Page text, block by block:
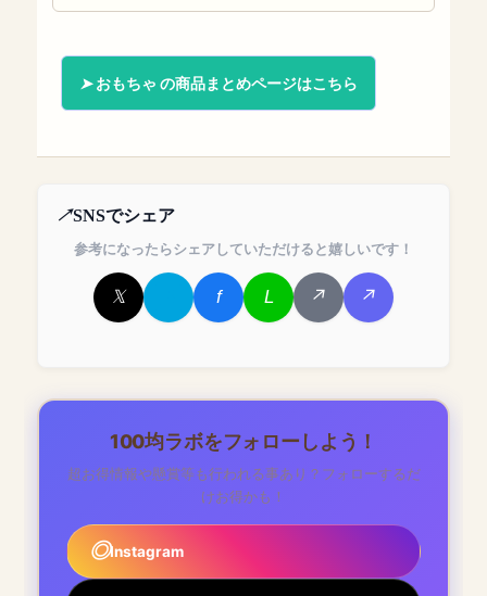
おもちゃ の商品まとめページはこちら
SNSでシェア
参考になったらシェアしていただけると嬉しいです！
100均ラボをフォローしよう！
超お得情報や懸賞等も行われる事あり？フォローするだ
けお得かも！
Instagram